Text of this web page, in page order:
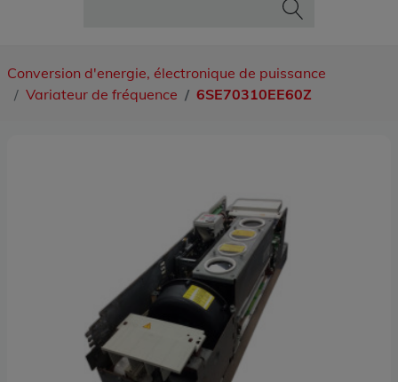
Conversion d'energie, électronique de puissance
Variateur de fréquence
6SE70310EE60Z